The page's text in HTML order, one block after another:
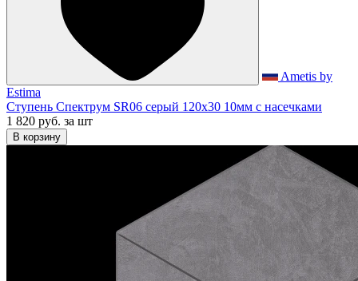
Ametis by
Estima
Ступень Спектрум SR06 серый 120x30 10мм с насечками
1 820 руб. за шт
В корзину